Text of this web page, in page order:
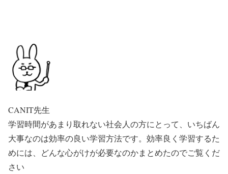
CANIT先生
学習時間があまり取れない社会人の方にとって、いちばん
大事なのは効率の良い学習方法です。効率良く学習するた
めには、どんな心がけが必要なのかまとめたのでご覧くだ
さい